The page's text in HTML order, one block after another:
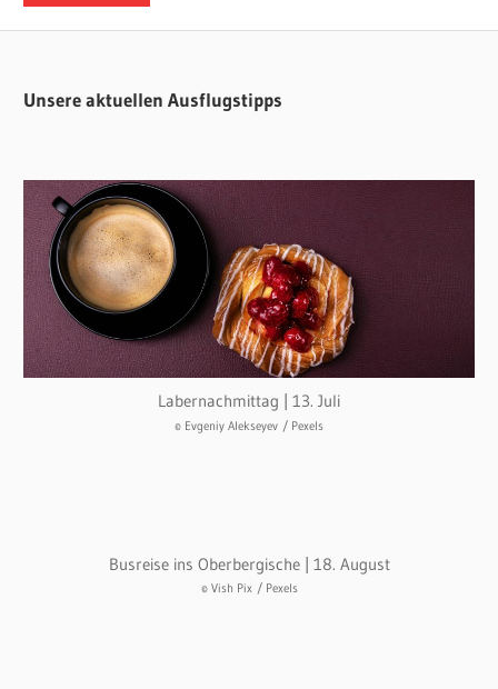
Unsere aktuellen Ausflugstipps
Labernachmittag | 13. Juli
© Evgeniy Alekseyev / Pexels
Busreise ins Oberbergische | 18. August
© Vish Pix / Pexels